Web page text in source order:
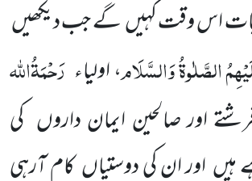
بات اس وقت کہیںگے جب دیکھیں
الصَّلٰوۃُ وَالسَّلَام،اولیاء رَحْمَۃُاللہ
اور صالحین ایمان داروں کی
ہیںاور ان کیدوستیاںکام آرہی